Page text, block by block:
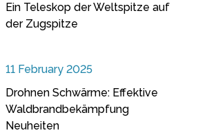
Ein Teleskop der Weltspitze auf
der Zugspitze
11 February 2025
Drohnen Schwärme: Effektive
Waldbrandbekämpfung
Neuheiten